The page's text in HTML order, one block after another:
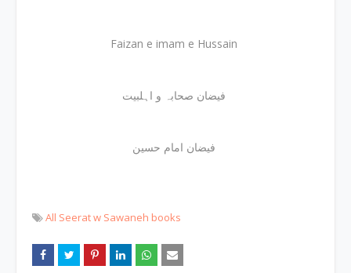
Faizan e imam e Hussain
All Seerat w Sawaneh books